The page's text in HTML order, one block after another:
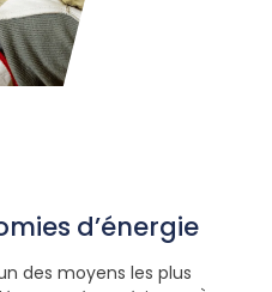
d’énergie
des moyens les plus